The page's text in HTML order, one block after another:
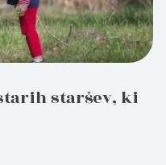
staršev, ki